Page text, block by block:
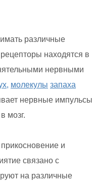
различные
находятся в
нервными
молекулы запаха
нервные импульсы
мозг.
и
связано с
на различные